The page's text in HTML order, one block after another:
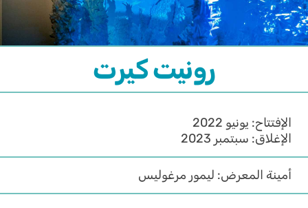
رونيت كيرت
الإفتتاح: يونيو 2022
الإغلاق: سبتمبر 2023
أمينة المعرض: ليمور مرغوليس